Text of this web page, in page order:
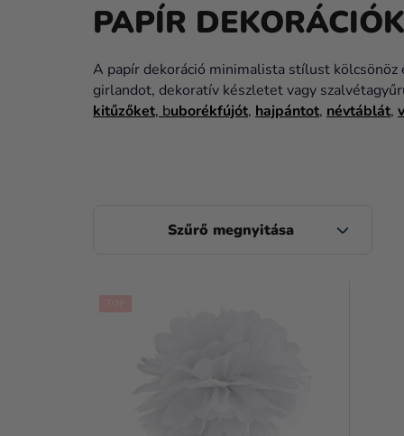
PAPÍR DEKORÁCIÓK
A papír dekoráció minimalista stílust kölcsönöz
girlandot, dekoratív készletet vagy
kitűzőket, buborékfújót, hajpántot, névtáblát,
A
T